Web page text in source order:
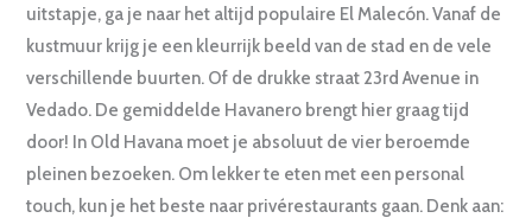
uitstapje, ga je naar het altijd populaire El Malecón. Vanaf de
kustmuur krijg je een kleurrijk beeld van de stad en de vele
verschillende buurten. Of de drukke straat 23rd Avenue in
Vedado. De gemiddelde Havanero brengt hier graag tijd
door! In Old Havana moet je absoluut de vier beroemde
pleinen bezoeken. Om lekker te eten met een personal
touch, kun je het beste naar privérestaurants gaan. Denk aan: